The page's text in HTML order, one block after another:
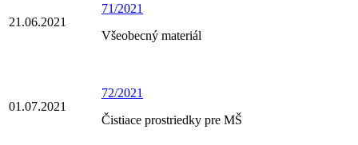
21.06.2021
71/2021
Všeobecný materiál
01.07.2021
72/2021
Čistiace prostriedky pre MŠ